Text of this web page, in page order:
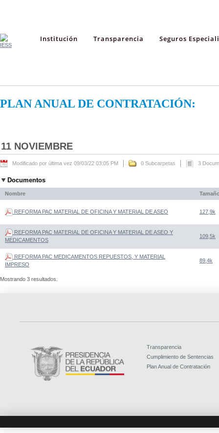
Institución Transparencia Seguros
PLAN ANUAL DE CONTRATACIÓN:
11 NOVIEMBRE
Modificado por última vez 09/03/22 03:05 PM 0 Subcarpetas 3
Documentos
Nombre
REFORMA PAC MATERIAL DE OFICINA Y MATERIAL DE ASEO 127,9k
REFORMA PAC MATERIAL DE OFICINA Y MATERIAL DE ASEO Y
MEDICAMENTOS
109,5k
REFORMA PAC MEDICAMENTOS REPUESTOS, Y MATERIAL
IMPRESO
89,4k
Mostrando 3 resultados.
Transparencia
Cumplimiento de Sentencias
Plan Anual de Contratación